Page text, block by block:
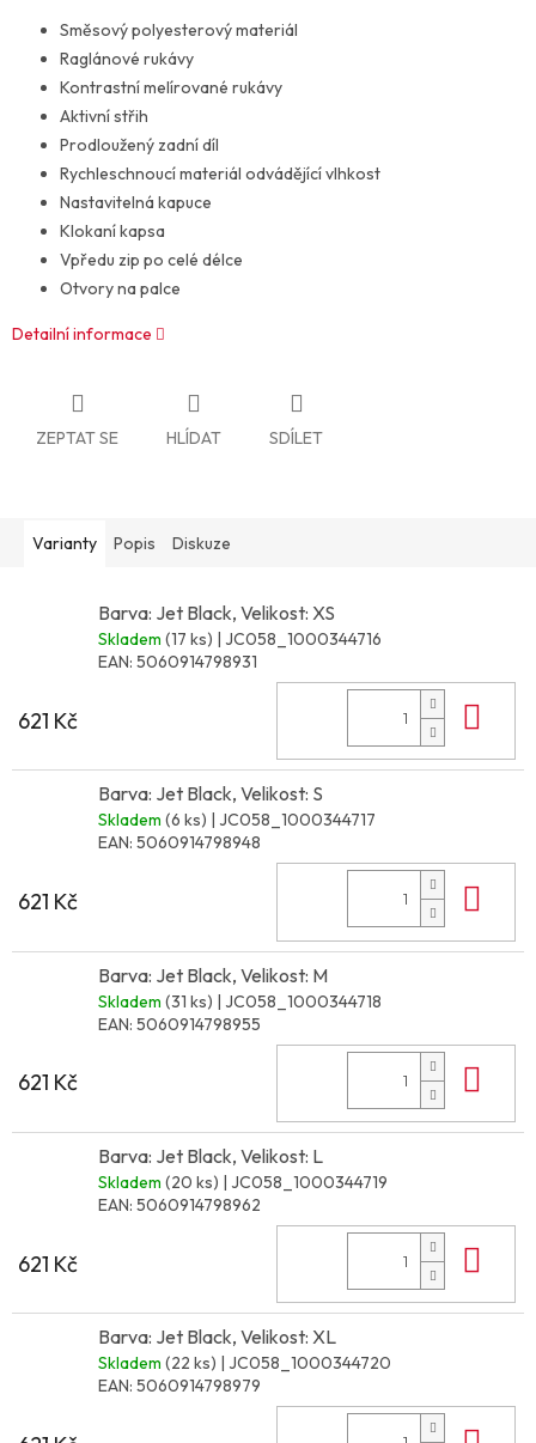
Směsový polyesterový materiál
Raglánové rukávy
Kontrastní melírované rukávy
Aktivní střih
Prodloužený zadní díl
Rychleschnoucí materiál odvádějící vlhkost
Nastavitelná kapuce
Klokaní kapsa
Vpředu zip po celé délce
Otvory na palce
Detailní informace
ZEPTAT SE HLÍDAT SDÍLET
Varianty Popis Diskuze
Barva: Jet Black, Velikost: XS
Skladem (17 ks) | JC058_1000344716
EAN: 5060914798931
621 Kč
Barva: Jet Black, Velikost: S
Skladem (6 ks) | JC058_1000344717
EAN: 5060914798948
621 Kč
Barva: Jet Black, Velikost: M
Skladem (31 ks) | JC058_1000344718
EAN: 5060914798955
621 Kč
Barva: Jet Black, Velikost: L
Skladem (20 ks) | JC058_1000344719
EAN: 5060914798962
621 Kč
Barva: Jet Black, Velikost: XL
Skladem (22 ks) | JC058_1000344720
EAN: 5060914798979